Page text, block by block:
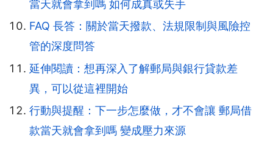
當天就會拿到嗎 如何成真或失手
FAQ 長答：關於當天撥款、法規限制與風險控
管的深度問答
延伸閱讀：想再深入了解郵局與銀行貸款差
異，可以從這裡開始
行動與提醒：下一步怎麼做，才不會讓 郵局借
款當天就會拿到嗎 變成壓力來源